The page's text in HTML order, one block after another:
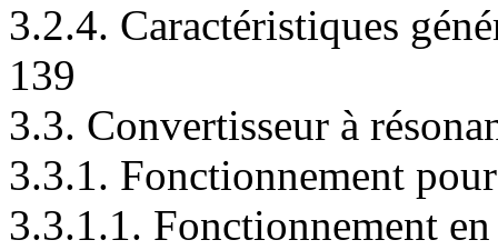
3.2.4. Caractéristiques
139
3.3. Convertisseur à
3.3.1. Fonctionnement
3.3.1.1. Fonctionnement